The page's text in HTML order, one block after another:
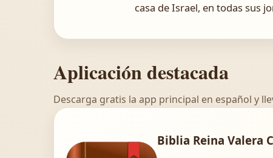
casa de Israel, en todas sus
Aplicación destacada
Descarga gratis la app principal en español y
Biblia Reina Valera